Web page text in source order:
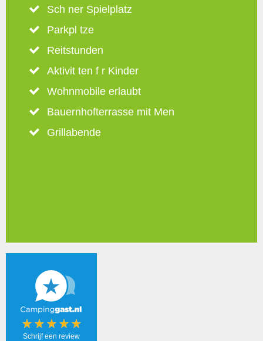
Sch ner Spielplatz
Parkpl tze
Reitstunden
Aktivit ten f r Kinder
Wohnmobile erlaubt
Bauernhofterrasse mit Men
Grillabende
Schrijf een review